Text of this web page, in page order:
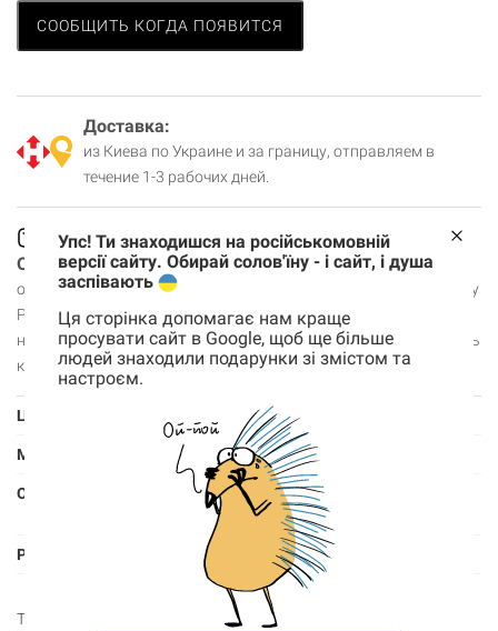
СООБЩИТЬ КОГДА ПОЯВИТСЯ
Доставка:
из Киева по Украине и за границу, отправляем в
течение 1-3 рабочих дней.
Оплата:
онлайн, на счет,
PayPal,
наличными,
картой в шоуруме.
Обмен/возврат: На подарок?
оплатите доставку
заранее, чек не
будем вкладывать
Цвет
Материал Саржа
Особенности
Молния, подкладка, внутренний кармашек,
удобная ручка
Размер
Та камон, ну сколько еще можно тупить? Не понимаешь? Гусь
Упс! Ти знаходишся на російськомовній
версії сайту. Обирай солов'їну - і сайт, і душа
заспівають
Ця сторінка допомагає нам краще
просувати сайт в Google, щоб ще більше
людей знаходили подарунки зі змістом та
настроєм.
Корзина 0 товары
Корзина пуста